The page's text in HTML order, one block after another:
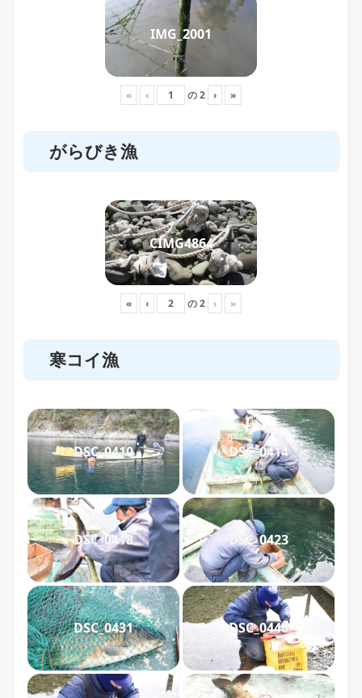
IMG_2001
« ‹ の2 › »
がらびき漁
CIMG4864
« ‹ の2 › »
寒コイ漁
DSC_0410 DSC_0414
DSC_0418 DSC_0423
DSC_0431 DSC_0440